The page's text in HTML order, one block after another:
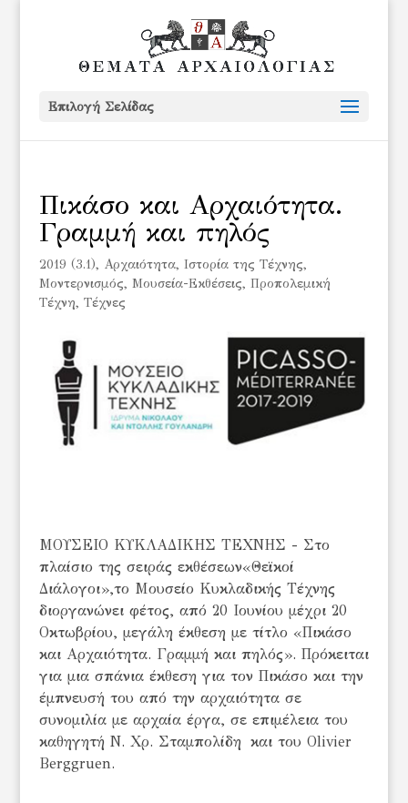
Επιλογή Σελίδας
Πικάσο και Αρχαιότητα.
Γραμμή και πηλός
2019 (3.1), Αρχαιότητα, Ιστορία της Τέχνης,
Μοντερνισμός, Μουσεία-Εκθέσεις, Προπολεμική
Τέχνη, Τέχνες
ΜΟΥΣΕΙΟ ΚΥΚΛΑΔΙΚΗΣ ΤΕΧΝΗΣ - Στο
πλαίσιο της σειράς εκθέσεων«Θεϊκοί
Διάλογοι»,το Μουσείο Κυκλαδικής Τέχνης
διοργανώνει φέτος, από 20 Ιουνίου μέχρι 20
Οκτωβρίου, μεγάλη έκθεση με τίτλο «Πικάσο
και Αρχαιότητα. Γραμμή και πηλός». Πρόκειται
για μια σπάνια έκθεση για τον Πικάσο και την
έμπνευσή του από την αρχαιότητα σε
συνομιλία με αρχαία έργα, σε επιμέλεια του
καθηγητή Ν. Χρ. Σταμπολίδη και του Olivier
Berggruen.